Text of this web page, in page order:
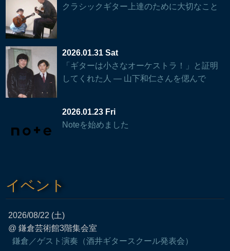
クラシックギター上達のために大切なこと
2026.01.31 Sat
「ギターは小さなオーケストラ！」と証明
してくれた人 — 山下和仁さんを偲んで
2026.01.23 Fri
Noteを始めました
イベント
2026/08/22 (土)
@ 鎌倉芸術館3階集会室
鎌倉／ゲスト演奏（酒井ギタースクール発表会）